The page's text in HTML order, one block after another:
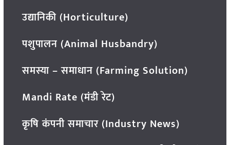
उद्यानिकी (Horticulture)
पशुपालन (Animal Husbandry)
समस्या – समाधान (Farming Solution)
Mandi Rate (मंडी रेट)
कृषि कंपनी समाचार (Industry News)